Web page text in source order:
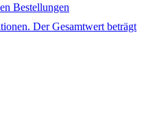
Bestellungen
Der Gesamtwert beträgt